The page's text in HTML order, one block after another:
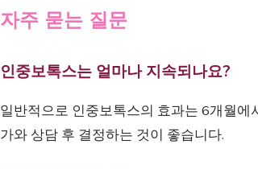
자주 묻는 질문
인중보톡스는 얼마나 지속되나요?
일반적으로 인중보톡스의 효과는 6개월
가와 상담 후 결정하는 것이 좋습니다.